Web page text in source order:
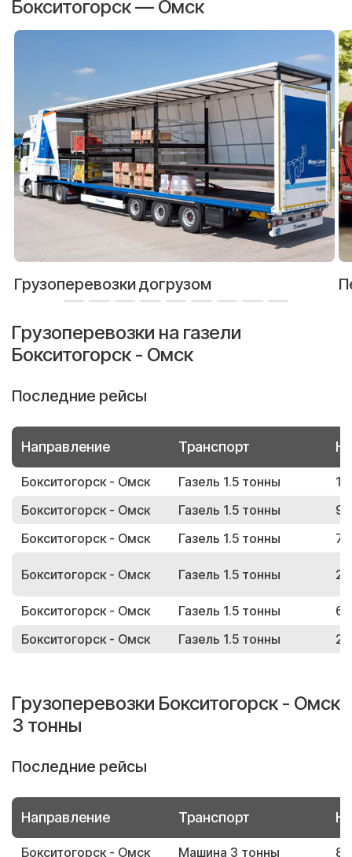
Бокситогорск — Омск
Грузоперевозки догрузом
Грузоперевозки на газели
Бокситогорск - Омск
Последние рейсы
Направление Транспорт
Бокситогорск - Омск Газель 1.5 тонны
Бокситогорск - Омск
Газель 1.5 тонны
Бокситогорск - Омск
Газель 1.5 тонны
Бокситогорск - Омск Газель 1.5 тонны
Бокситогорск - Омск Газель 1.5 тонны
Бокситогорск - Омск
Газель 1.5 тонны
Грузоперевозки Бокситогорск - Омск
3 тонны
Последние рейсы
Направление Транспорт
Бокситогорск - Омск Машина 3 тонны